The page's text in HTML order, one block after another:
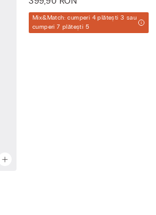
Mix&Match: cumperi 4 plătești 3 sau
cumperi 7 plătești 5